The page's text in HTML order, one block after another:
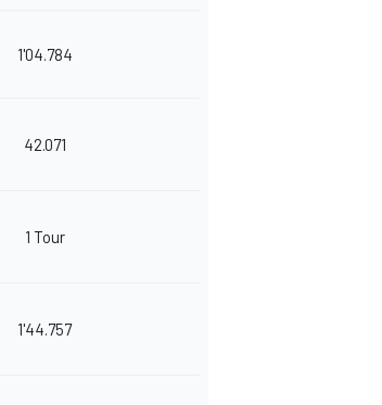
1'04.784
42.071
1 Tour
1'44.757